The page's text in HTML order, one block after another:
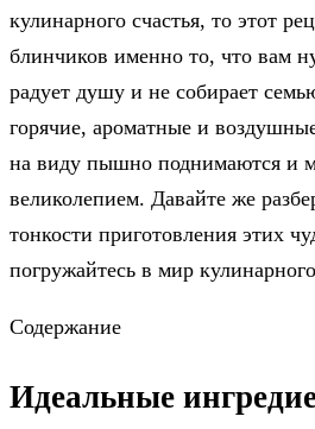
кулинарного счастья, то этот
блинчиков именно то, что вам
радует душу и не собирает
горячие, ароматные и
на виду пышно поднимаются и
великолепием. Давайте же
тонкости приготовления этих
погружайтесь в мир
Содержание
Идеальные